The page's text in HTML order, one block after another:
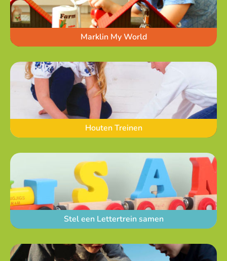
Marklin My World
Houten Treinen
Stel een Lettertrein samen